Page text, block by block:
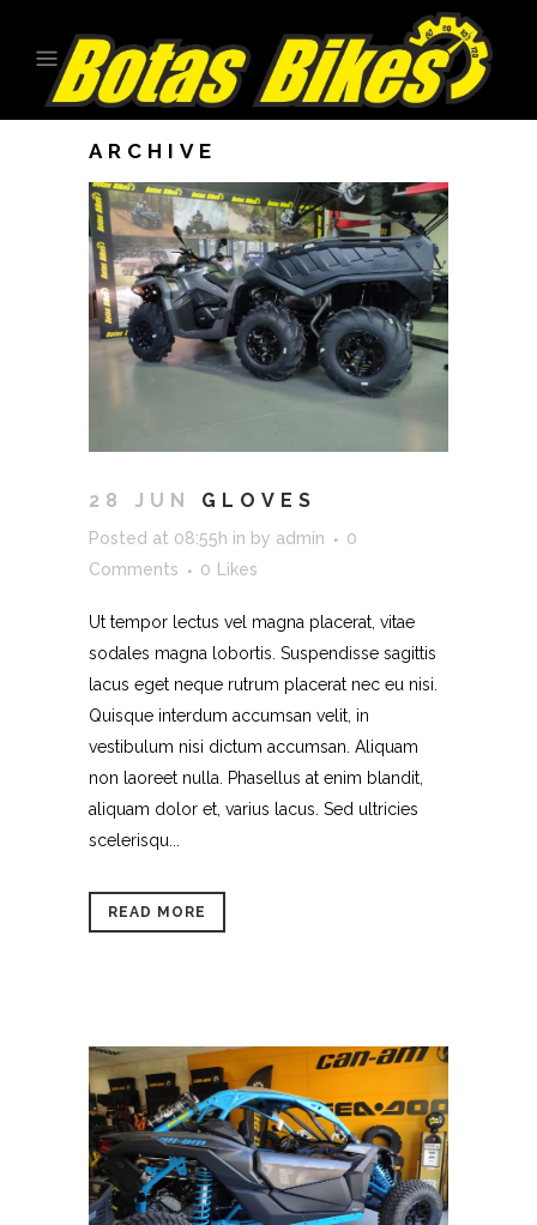
ARCHIVE
28 JUN GLOVES
Posted at 08:55h in by admin
0
Comments
0 Likes
Ut tempor lectus vel magna placerat, vitae
sodales magna lobortis. Suspendisse sagittis
lacus eget neque rutrum placerat nec eu nisi.
Quisque interdum accumsan velit, in
vestibulum nisi dictum accumsan. Aliquam
non laoreet nulla. Phasellus at enim blandit,
aliquam dolor et, varius lacus. Sed ultricies
scelerisqu...
READ MORE